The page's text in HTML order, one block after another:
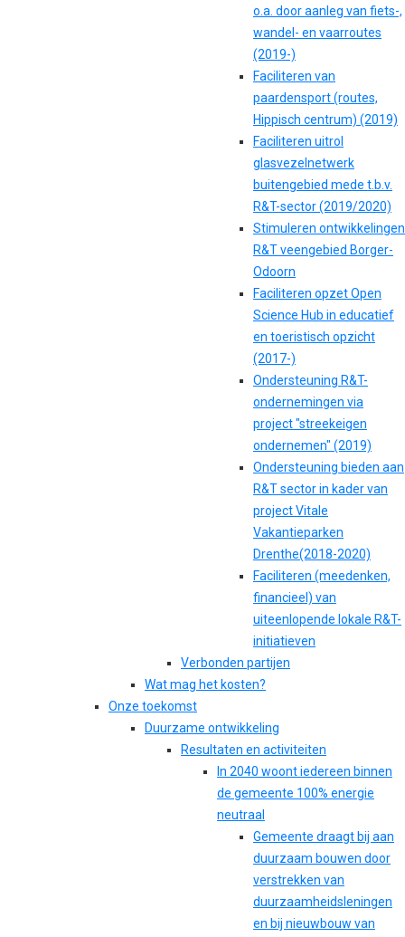
o.a. door aanleg van fiets-,
wandel- en vaarroutes
(2019-)
Faciliteren van
paardensport (routes,
Hippisch centrum) (2019)
Faciliteren uitrol
glasvezelnetwerk
buitengebied mede t.b.v.
R&T-sector (2019/2020)
Stimuleren ontwikkelingen
R&T veengebied Borger-
Odoorn
Faciliteren opzet Open
Science Hub in educatief
en toeristisch opzicht
(2017-)
Ondersteuning R&T-
ondernemingen via
project "streekeigen
ondernemen" (2019)
Ondersteuning bieden aan
R&T sector in kader van
project Vitale
Vakantieparken
Drenthe(2018-2020)
Faciliteren (meedenken,
financieel) van
uiteenlopende lokale R&T-
initiatieven
Verbonden partijen
Wat mag het kosten?
Onze toekomst
Duurzame ontwikkeling
Resultaten en activiteiten
In 2040 woont iedereen binnen
de gemeente 100% energie
neutraal
Gemeente draagt bij aan
duurzaam bouwen door
verstrekken van
duurzaamheidsleningen
en bij nieuwbouw van